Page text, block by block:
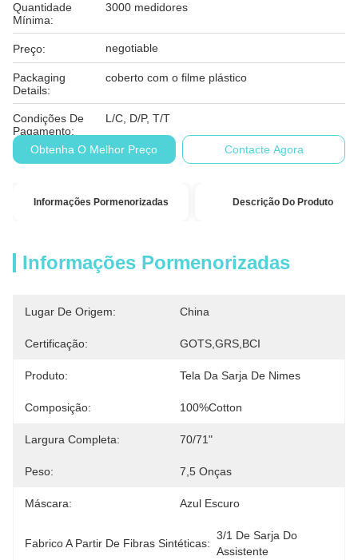
Quantidade
Mínima:
3000 medidores
Preço: negotiable
Packaging
Details:
coberto com o filme plástico
Condições De
Pagamento:
L/C, D/P, T/T
Obtenha O Melhor Preço Contacte Agora
Informações Pormenorizadas Descrição Do Produto
Informações Pormenorizadas
Lugar De Origem: China
Certificação: GOTS,GRS,BCI
Produto: Tela Da Sarja De Nimes
Composição: 100%Cotton
Largura Completa: 70/71"
Peso: 7,5 Onças
Máscara: Azul Escuro
Fabrico A Partir De Fibras Sintéticas:
3/1 De Sarja Do
Assistente